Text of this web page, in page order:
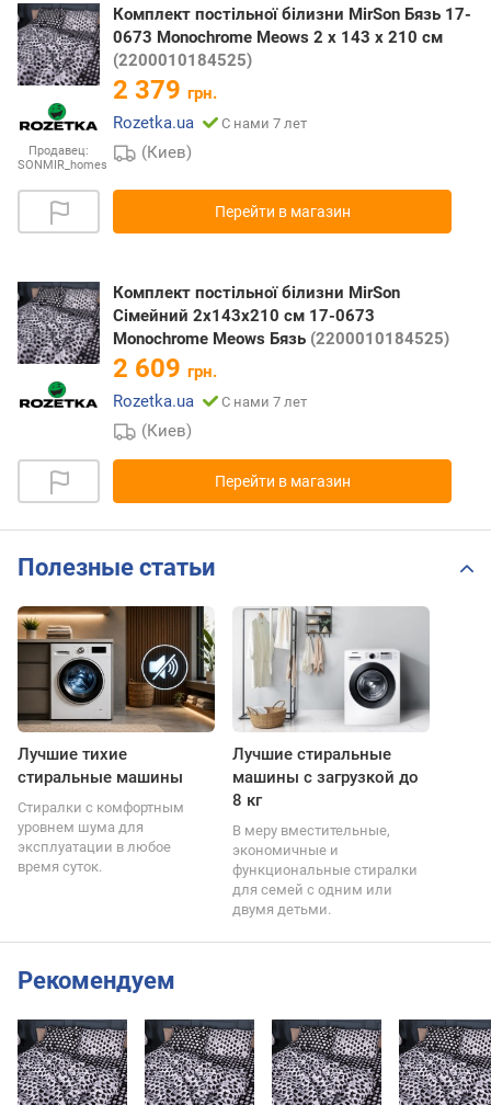
Продавец:
SONMIR_homes
Комплект постільної білизни MirSon Бязь 17-
0673 Monochrome Meows 2 x 143 x 210 см
(2200010184525)
2 379 грн.
Rozetka.ua
С нами 7 лет
(Киев)
Перейти в магазин
Комплект постільної білизни MirSon
Сімейний 2x143x210 см 17-0673
Monochrome Meows Бязь (2200010184525)
2 609 грн.
Rozetka.ua
С нами 7 лет
(Киев)
Перейти в магазин
Полезные статьи
Лучшие тихие
стиральные машины
Стиралки с комфортным
уровнем шума для
эксплуатации в любое
время суток.
Лучшие стиральные
машины с загрузкой до
8 кг
В меру вместительные,
экономичные и
функциональные стиралки
для семей с одним или
двумя детьми.
Рекомендуем